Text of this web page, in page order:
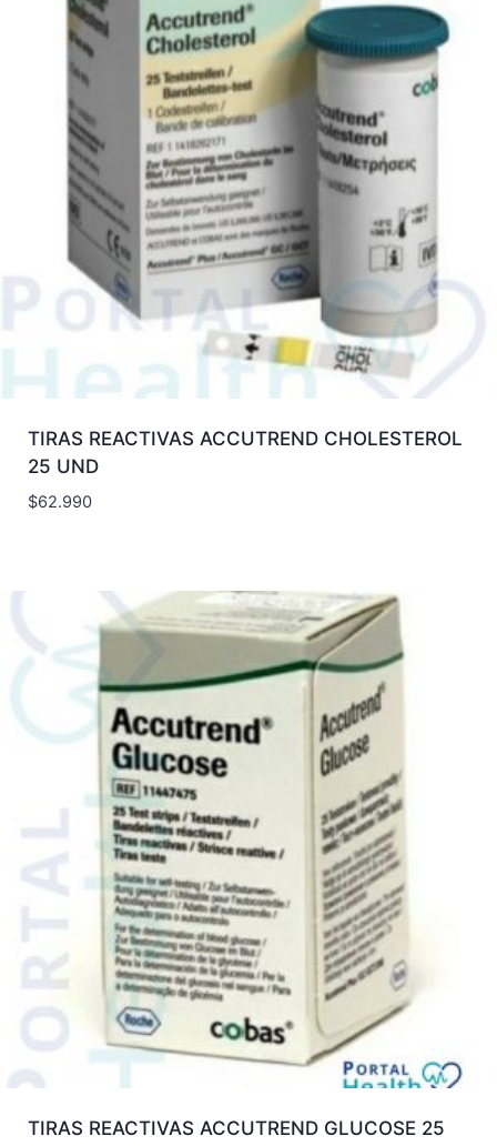
TIRAS REACTIVAS ACCUTREND CHOLESTEROL
25 UND
$62.990
TIRAS REACTIVAS ACCUTREND GLUCOSE 25